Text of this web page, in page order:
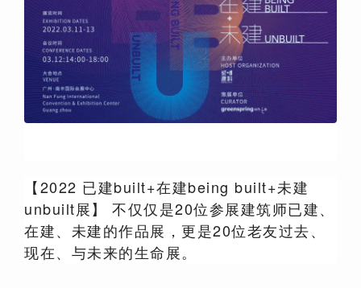
【2022 已建built+在建being built+未建
unbuilt展】 不仅仅是20位参展建筑师已建、
在建、未建的作品展，更是20位老友过去、
现在、与未来的生命展。